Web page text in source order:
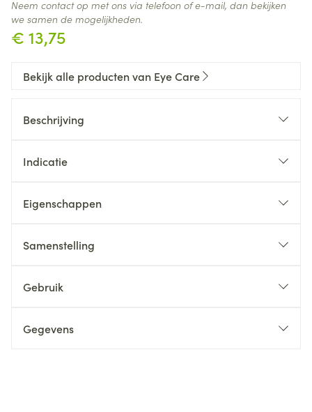
€ 13,75
Neem contact op met ons via telefoon of e-mail, dan bekijken
we samen de mogelijkheden.
Bekijk alle producten van Eye Care
Beschrijving
Indicatie
Eigenschappen
Samenstelling
Gebruik
Gegevens